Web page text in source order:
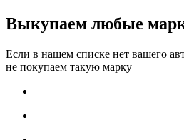
Выкупаем любые
Если в нашем списке нет вашего
не покупаем такую марку